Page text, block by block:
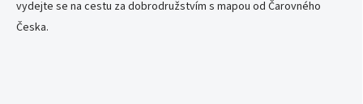
vydejte se na cestu za dobrodružstvím s mapou od Čarovného
Česka.